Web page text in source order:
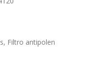
Filtro antipolen